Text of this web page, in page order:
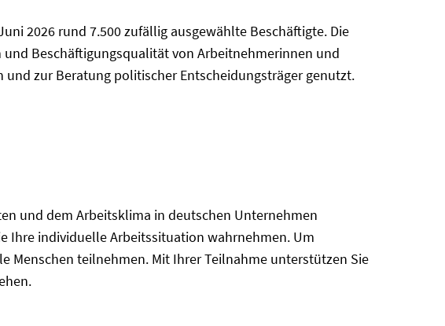
2026 rund 7.500 zufällig ausgewählte Beschäftigte. Die
Beschäftigungsqualität von Arbeitnehmerinnen und
zur Beratung politischer Entscheidungsträger genutzt.
und dem Arbeitsklima in deutschen Unternehmen
Ihre individuelle Arbeitssituation wahrnehmen. Um
Menschen teilnehmen. Mit Ihrer Teilnahme unterstützen Sie